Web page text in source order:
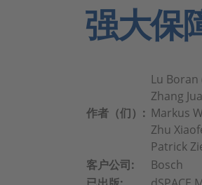
强大保
作者（们）:
Lu Boran
Zhang
Markus
Zhu
Patrick
客户公司:
Bosch